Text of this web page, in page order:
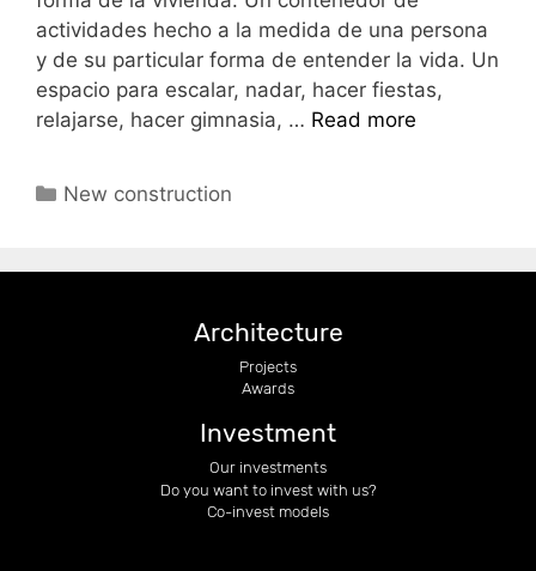
actividades hecho a la medida de una persona
y de su particular forma de entender la vida. Un
espacio para escalar, nadar, hacer fiestas,
relajarse, hacer gimnasia, … Read more
New construction
Architecture
Projects
Awards
Investment
Our investments
Do you want to invest with us?
Co-invest models